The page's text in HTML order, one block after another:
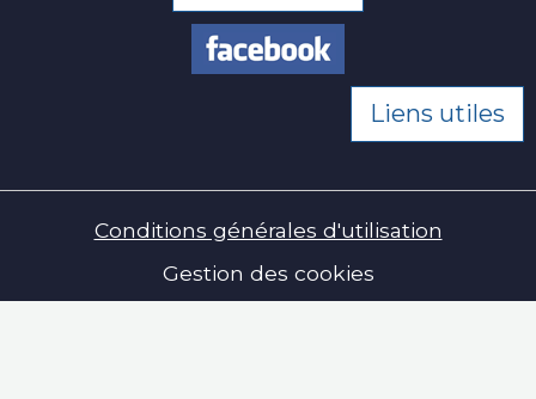
Liens utiles
Conditions générales d'utilisation
Gestion des cookies